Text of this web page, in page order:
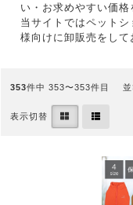
い・お求めやすい価格
当サイトではペット
様向けに卸販売をして
353件中 353〜353件目 並
表示切替